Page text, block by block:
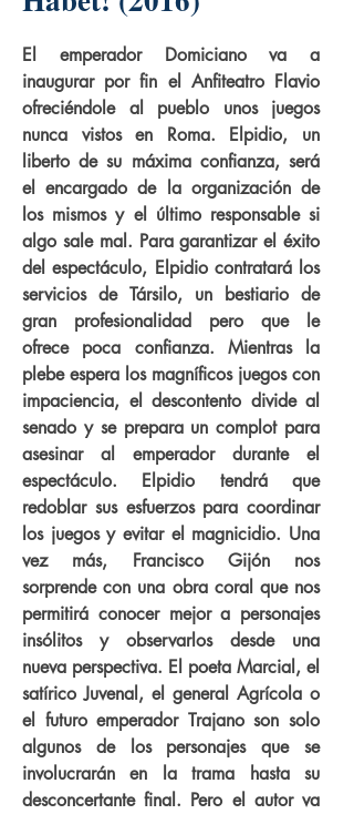
El emperador Domiciano va a
inaugurar por fin el Anfiteatro Flavio
ofreciéndole al pueblo unos juegos
nunca vistos en Roma. Elpidio, un
liberto de su máxima confianza, será
el encargado de la organización de
los mismos y el último responsable si
algo sale mal. Para garantizar el éxito
del espectáculo, Elpidio contratará los
servicios de Társilo, un bestiario de
gran profesionalidad pero que le
ofrece poca confianza. Mientras la
plebe espera los magníficos juegos con
impaciencia, el descontento divide al
senado y se prepara un complot para
asesinar al emperador durante el
espectáculo. Elpidio tendrá que
redoblar sus esfuerzos para coordinar
los juegos y evitar el magnicidio. Una
vez más, Francisco Gijón nos
sorprende con una obra coral que nos
permitirá conocer mejor a personajes
insólitos y observarlos desde una
nueva perspectiva. El poeta Marcial, el
satírico Juvenal, el general Agrícola o
el futuro emperador Trajano son solo
algunos de los personajes que se
involucrarán en la trama hasta su
desconcertante final. Pero el autor va